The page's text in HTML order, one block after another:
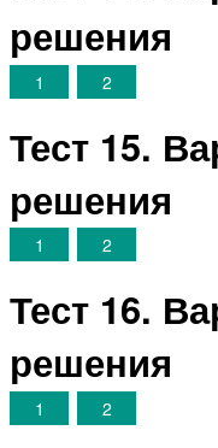
решения
1 2
Тест 15.
решения
1 2
Тест 16.
решения
1 2